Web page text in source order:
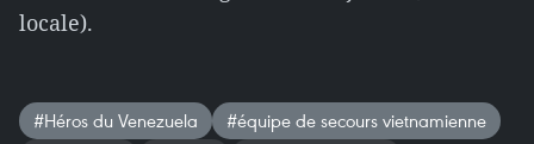
locale).
#Héros du Venezuela
#équipe de secours vietnamienne